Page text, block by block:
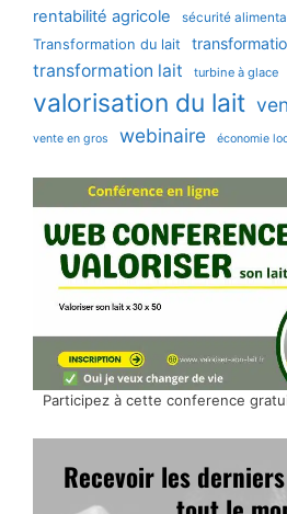
rentabilité agricole sécurité
Transformation du lait
transformation lait turbine à glace
valorisation du lait
vente en gros webinaire économie
Participez à cette conference